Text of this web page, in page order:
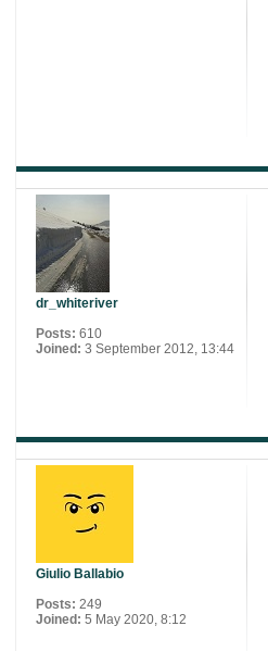
dr_whiteriver
Posts: 610
Joined: 3 September 2012, 13:44
Giulio Ballabio
Posts: 249
Joined: 5 May 2020, 8:12